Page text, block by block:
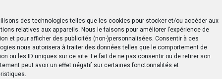
des technologies telles que les cookies pour stocker et/ou accéder aux
relatives aux appareils. Nous le faisons pour améliorer l’expérience de
et pour afficher des publicités (non-)personnalisées. Consentir à ces
nous autorisera à traiter des données telles que le comportement de
ou les ID uniques sur ce site. Le fait de ne pas consentir ou de retirer son
peut avoir un effet négatif sur certaines fonctonnalités et
dans un contexte régional marqué par de fortes
dans leur lutte contre les Forces démocratiques
dans l’est de la RDC. Cependant, des rapports de
de collaborer avec les rebelles du M23, ce qui a
de son engagement dans la lutte contre les